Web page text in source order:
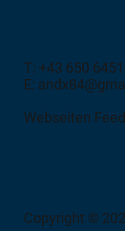
T: +43 650
E:
Webseiten
Copyright ©